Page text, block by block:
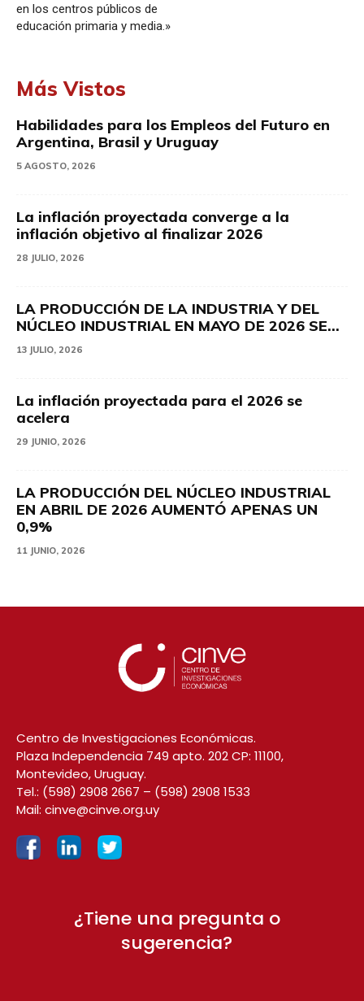
en los centros públicos de
educación primaria y media.»
Más Vistos
Habilidades para los Empleos del Futuro en
Argentina, Brasil y Uruguay
5 AGOSTO, 2026
La inflación proyectada converge a la
inflación objetivo al finalizar 2026
28 JULIO, 2026
LA PRODUCCIÓN DE LA INDUSTRIA Y DEL
NÚCLEO INDUSTRIAL EN MAYO DE 2026 SE...
13 JULIO, 2026
La inflación proyectada para el 2026 se
acelera
29 JUNIO, 2026
LA PRODUCCIÓN DEL NÚCLEO INDUSTRIAL
EN ABRIL DE 2026 AUMENTÓ APENAS UN
0,9%
11 JUNIO, 2026
Centro de Investigaciones Económicas.
Plaza Independencia 749 apto. 202 CP: 11100,
Montevideo, Uruguay.
Tel.: (598) 2908 2667 – (598) 2908 1533
Mail: cinve@cinve.org.uy
¿Tiene una pregunta o
sugerencia?